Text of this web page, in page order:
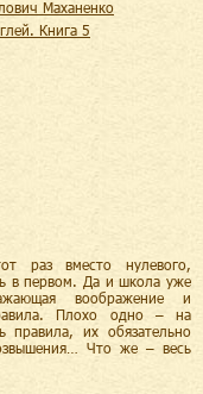
Маханенко
Книга 5
раз вместо нулевого,
в первом. Да и школа уже
воображение и
Плохо одно – на
правила, их обязательно
Что же – весь